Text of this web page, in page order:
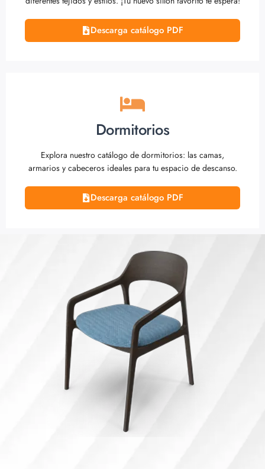
Descarga catálogo PDF
Dormitorios
Explora nuestro catálogo de dormitorios: las camas,
armarios y cabeceros ideales para tu espacio de descanso.
Descarga catálogo PDF